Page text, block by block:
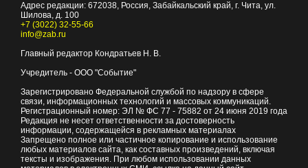
Адрес редакции: 672038, Россия, Забайкальский край, г. Чита, ул.
Шилова, д. 100
+7 (3022) 32-55-66
info@zab.ru
Главный редактор Кондратьев Н. В.
Учредитель - ООО "Событие"
Зарегистрировано Федеральной службой по надзору в сфере
связи, информационных технологий и массовых коммуникаций.
Регистрационный номер: ЭЛ № ФС 77 - 75882 от 24 июня 2019 года
Редакция не несет ответственности за достоверность
информации, содержащейся в рекламных материалах
Запрещено полное или частичное копирование и использование
любых материалов сайта, как составных произведений, включая
тексты и изображения. При любом использовании данных